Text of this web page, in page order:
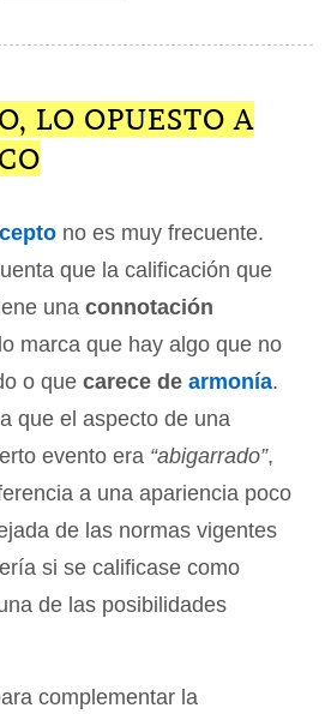
LO OPUESTO A
no es muy frecuente.
que la calificación que
una connotación
marca que hay algo que no
o que carece de armonía.
que el aspecto de una
evento era “abigarrado”,
a una apariencia poco
de las normas vigentes
si se calificase como
de las posibilidades
complementar la